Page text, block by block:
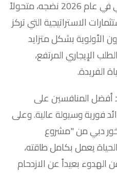
يواصل سوق العقارات في دبي في عام 2026 نضجه، متحولاً
الاستراتيجية التي تركز
الأولوية بشكل متزايد
الإيجاري المرتفع،
الفريدة.
أفضل المنافسين على
فورية وسيولة عالية. وعلى
دبي من "مشروع
يعمل بكامل طاقته،
الهدوء بعيداً عن الازدحام